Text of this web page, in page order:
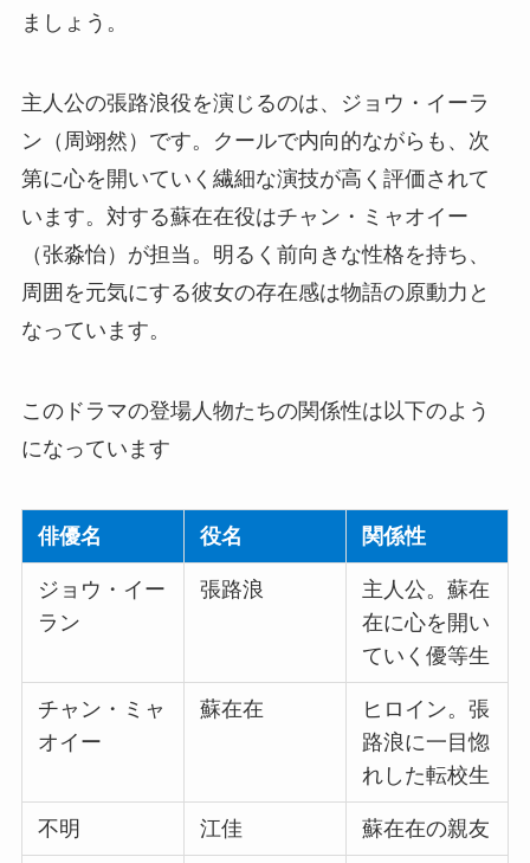
ましょう。
主人公の張路浪役を演じるのは、ジョウ・イーラ
ン（周翊然）です。クールで内向的ながらも、次
第に心を開いていく繊細な演技が高く評価されて
います。対する蘇在在役はチャン・ミャオイー
（张淼怡）が担当。明るく前向きな性格を持ち、
周囲を元気にする彼女の存在感は物語の原動力と
なっています。
このドラマの登場人物たちの関係性は以下のよう
になっています
俳優名 役名 関係性
ジョウ・イー
ラン
張路浪
主人公。蘇在
在に心を開い
ていく優等生
チャン・ミャ
オイー
蘇在在
ヒロイン。張
路浪に一目惚
れした転校生
不明 江佳 蘇在在の親友